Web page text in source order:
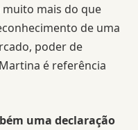
muito mais do que
de uma
poder de
é referência
uma declaração